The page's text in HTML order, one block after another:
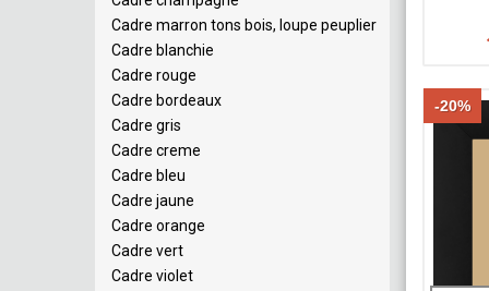
Cadre marron tons bois, loupe peuplier
Cadre blanchie
Cadre rouge
Cadre bordeaux
Cadre gris
Cadre creme
Cadre bleu
Cadre jaune
Cadre orange
Cadre vert
Cadre violet
-20%